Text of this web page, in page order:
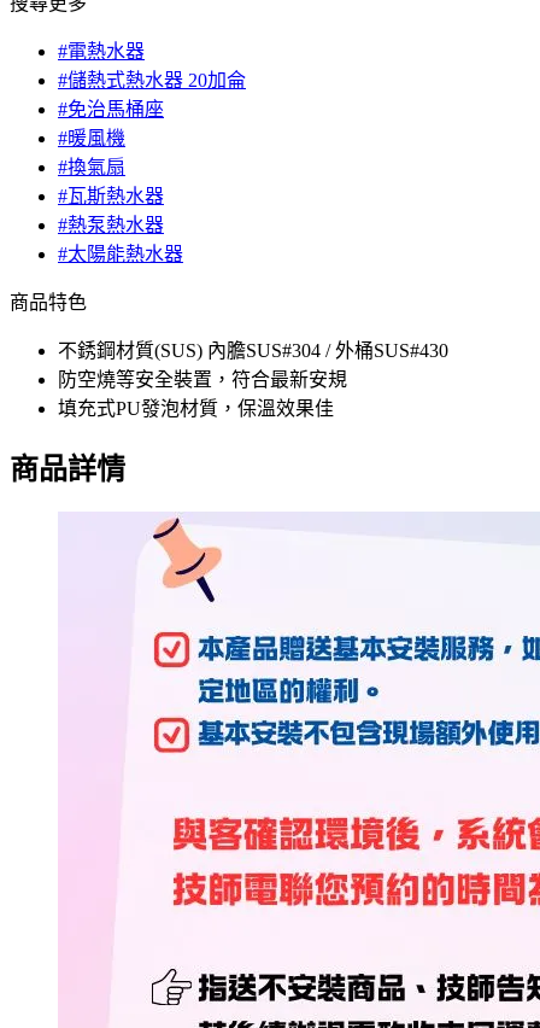
#電熱水器
#儲熱式熱水器 20加侖
#免治馬桶座
#暖風機
#換氣扇
#瓦斯熱水器
#熱泵熱水器
#太陽能熱水器
商品特色
不銹鋼材質(SUS) 內膽SUS#304 / 外桶SUS#430
防空燒等安全裝置，符合最新安規
填充式PU發泡材質，保溫效果佳
商品詳情